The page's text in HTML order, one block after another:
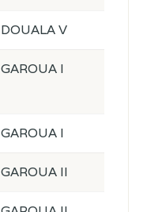
DOUALA V
GAROUA I
GAROUA I
GAROUA II